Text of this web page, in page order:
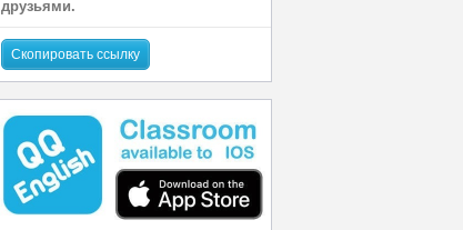
друзьями.
Скопировать ссылку